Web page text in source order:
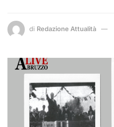
di Redazione Attualità